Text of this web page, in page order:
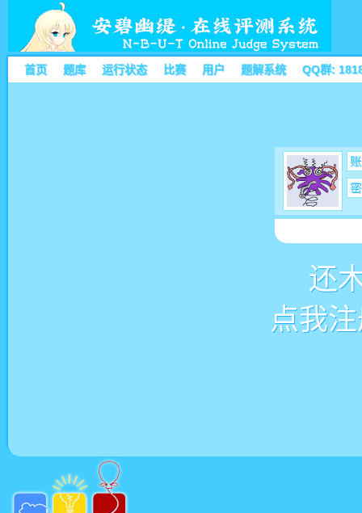
首页 题库 运行状态 比赛 用户 题解系统 QQ群:
还
点我